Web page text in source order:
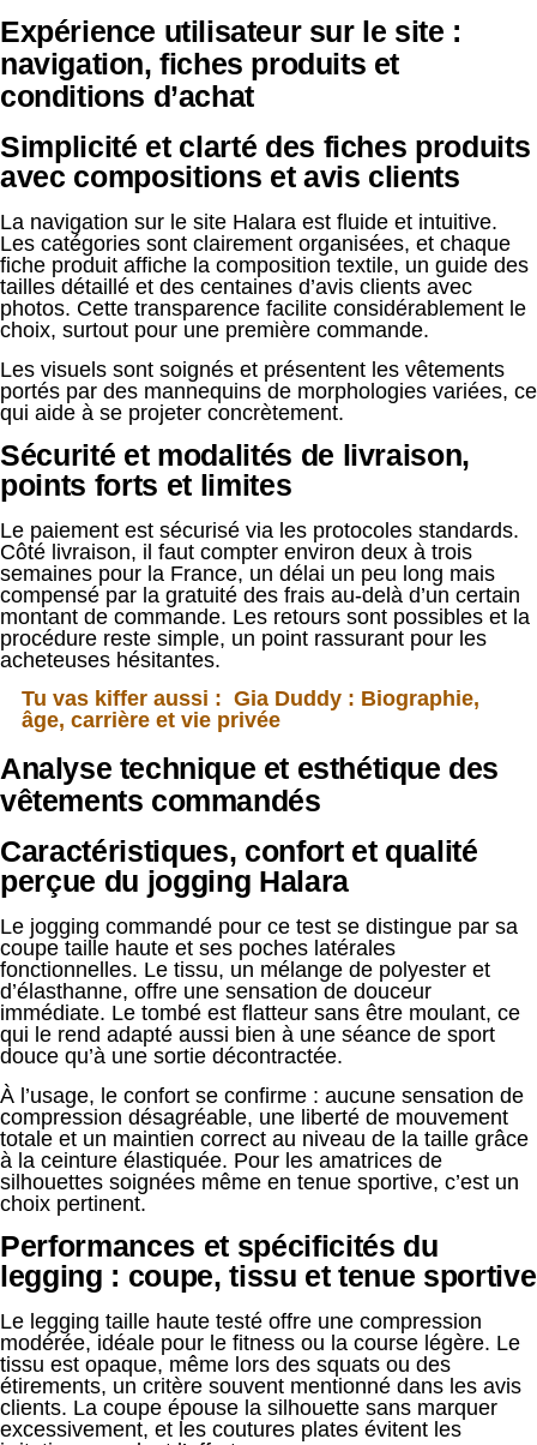
Expérience utilisateur sur le site :
navigation, fiches produits et
conditions d’achat
Simplicité et clarté des fiches produits
avec compositions et avis clients
La navigation sur le site Halara est fluide et intuitive.
Les catégories sont clairement organisées, et chaque
fiche produit affiche la composition textile, un guide des
tailles détaillé et des centaines d’avis clients avec
photos. Cette transparence facilite considérablement le
choix, surtout pour une première commande.
Les visuels sont soignés et présentent les vêtements
portés par des mannequins de morphologies variées, ce
qui aide à se projeter concrètement.
Sécurité et modalités de livraison,
points forts et limites
Le paiement est sécurisé via les protocoles standards.
Côté livraison, il faut compter environ deux à trois
semaines pour la France, un délai un peu long mais
compensé par la gratuité des frais au-delà d’un certain
montant de commande. Les retours sont possibles et la
procédure reste simple, un point rassurant pour les
acheteuses hésitantes.
Tu vas kiffer aussi : Gia Duddy : Biographie,
âge, carrière et vie privée
Analyse technique et esthétique des
vêtements commandés
Caractéristiques, confort et qualité
perçue du jogging Halara
Le jogging commandé pour ce test se distingue par sa
coupe taille haute et ses poches latérales
fonctionnelles. Le tissu, un mélange de polyester et
d’élasthanne, offre une sensation de douceur
immédiate. Le tombé est flatteur sans être moulant, ce
qui le rend adapté aussi bien à une séance de sport
douce qu’à une sortie décontractée.
À l’usage, le confort se confirme : aucune sensation de
compression désagréable, une liberté de mouvement
totale et un maintien correct au niveau de la taille grâce
à la ceinture élastiquée. Pour les amatrices de
silhouettes soignées même en tenue sportive, c’est un
choix pertinent.
Performances et spécificités du
legging : coupe, tissu et tenue sportive
Le legging taille haute testé offre une compression
modérée, idéale pour le fitness ou la course légère. Le
tissu est opaque, même lors des squats ou des
étirements, un critère souvent mentionné dans les avis
clients. La coupe épouse la silhouette sans marquer
excessivement, et les coutures plates évitent les